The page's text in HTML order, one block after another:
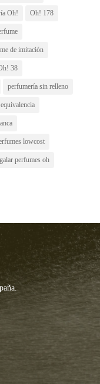
Oh! Oh! 178
de imitación
38
perfumería sin relleno
lowcost
perfumes oh